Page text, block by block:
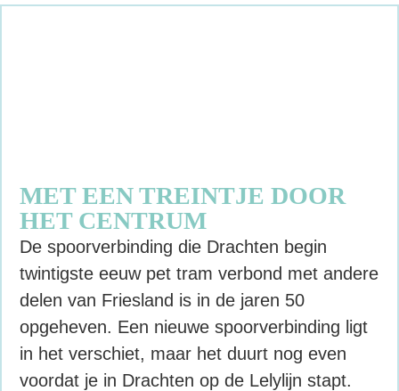
MET EEN TREINTJE DOOR
HET CENTRUM
De spoorverbinding die Drachten begin
twintigste eeuw pet tram verbond met andere
delen van Friesland is in de jaren 50
opgeheven. Een nieuwe spoorverbinding ligt
in het verschiet, maar het duurt nog even
voordat je in Drachten op de Lelylijn stapt.